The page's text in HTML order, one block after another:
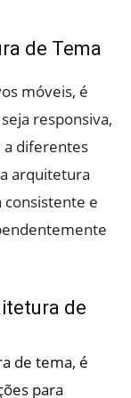
de Tema
móveis, é
responsiva,
a diferentes
arquitetura
e
de
de tema, é
para